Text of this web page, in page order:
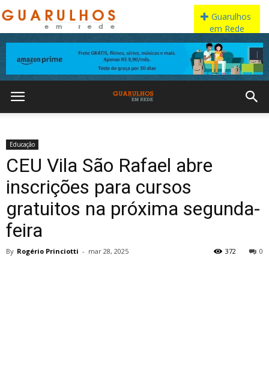
Educação
CEU Vila São Rafael abre
inscrições para cursos
gratuitos na próxima segunda-
feira
By Rogério Princiotti - mar 28, 2025 0
372